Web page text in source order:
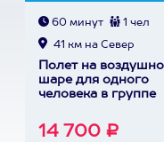
60 минут 1 чел
41 км на Север
Полет на
шаре для одного
человека в группе
14 700 ₽